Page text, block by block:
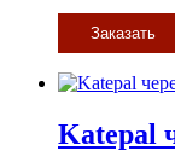
Заказать
Katepal